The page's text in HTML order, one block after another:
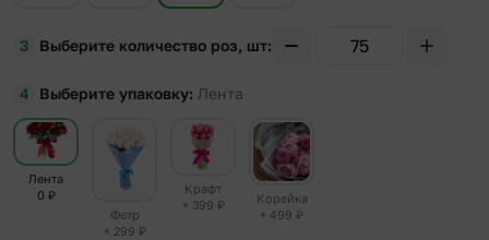
Выберите количество роз, шт
Выберите упаковку Лента
Лента
0 ₽
Фетр
+ 299 ₽
Крафт
+ 399 ₽
Корейка
+ 499 ₽